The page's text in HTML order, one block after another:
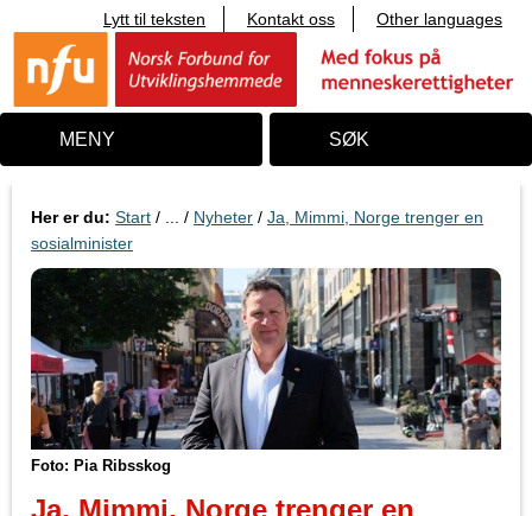
i
n
o
Lytt til teksten Kontakt oss Other languages
MENY SØK
Her er du: Start / ... / Nyheter / Ja, Mimmi, Norge trenger en
sosialminister
Foto: Pia Ribsskog
Ja, Mimmi, Norge trenger en